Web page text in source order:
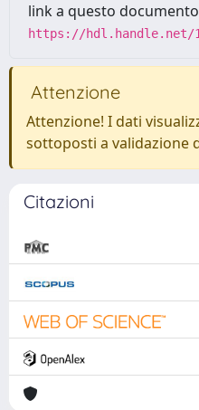
link a questo
https://hdl.handle.net/
Attenzione
Attenzione! I dati
sottoposti a validazione
Citazioni